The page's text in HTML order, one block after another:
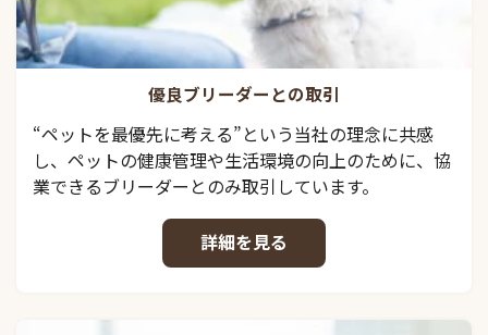
優良ブリーダーとの取引
“ペットを最優先に考える”という当社の理念に共感
し、ペットの健康管理や生活環境の向上のために、協
業できるブリーダーとのみ取引しています。
詳細を見る